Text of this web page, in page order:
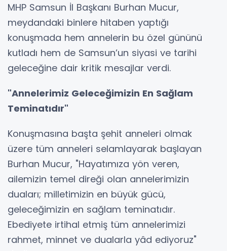
MHP Samsun İl Başkanı Burhan Mucur,
meydandaki binlere hitaben yaptığı
konuşmada hem annelerin bu özel gününü
kutladı hem de Samsun’un siyasi ve tarihi
geleceğine dair kritik mesajlar verdi.
"Annelerimiz Geleceğimizin En Sağlam
Teminatıdır"
Konuşmasına başta şehit anneleri olmak
üzere tüm anneleri selamlayarak başlayan
Burhan Mucur, "Hayatımıza yön veren,
ailemizin temel direği olan annelerimizin
duaları; milletimizin en büyük gücü,
geleceğimizin en sağlam teminatıdır.
Ebediyete irtihal etmiş tüm annelerimizi
rahmet, minnet ve dualarla yâd ediyoruz"